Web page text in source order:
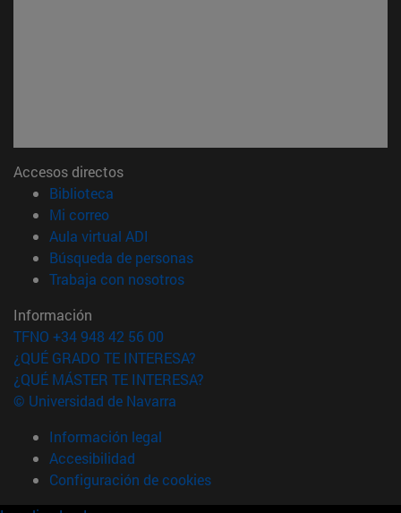
Accesos directos
Biblioteca
Mi correo(abre en nueva ventana)
Aula virtual ADI
Búsqueda de personas(abre en nueva ventana)
Trabaja con nosotros(abre en nueva ventana)
Información
TFNO +34 948 42 56 00
¿QUÉ GRADO TE INTERESA?
¿QUÉ MÁSTER TE INTERESA?
© Universidad de Navarra
Información legal
Accesibilidad
Configuración de cookies